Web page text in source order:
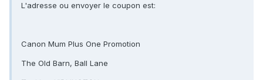
L'adresse ou envoyer le coupon est:
Canon Mum Plus One Promotion
The Old Barn, Ball Lane